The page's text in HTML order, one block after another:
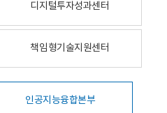
디지털투자성과센터
책임형기술지원센터
인공지능융합본부